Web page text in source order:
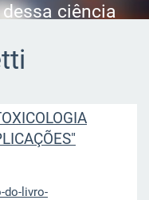
ciência
do-livro-